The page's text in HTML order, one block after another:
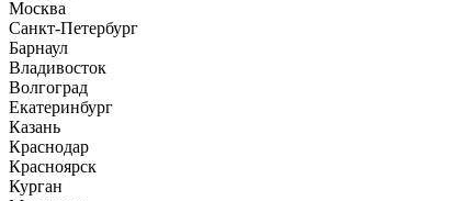
Москва
Санкт-Петербург
Барнаул
Владивосток
Волгоград
Екатеринбург
Казань
Краснодар
Красноярск
Курган